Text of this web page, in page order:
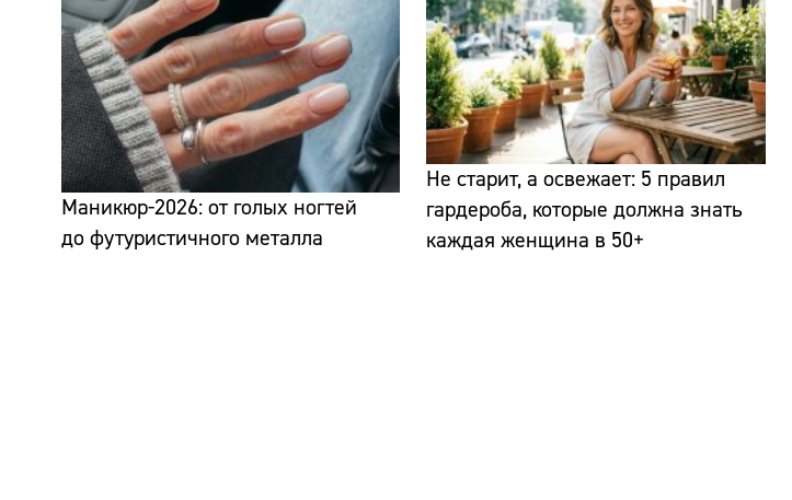
Маникюр-2026: от голых ногтей
до футуристичного металла
Не старит, а освежает: 5 правил
гардероба, которые должна знать
каждая женщина в 50+